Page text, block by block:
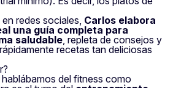
redes sociales, Carlos elabora
una guía completa para
saludable, repleta de consejos y
recetas tan deliciosas
?
del fitness como